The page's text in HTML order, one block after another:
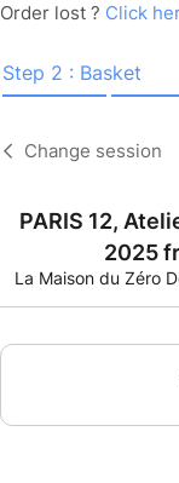
Order lost ? Click
Step 2 : Basket
Change session
PARIS 12,
2025
La Maison du Zéro